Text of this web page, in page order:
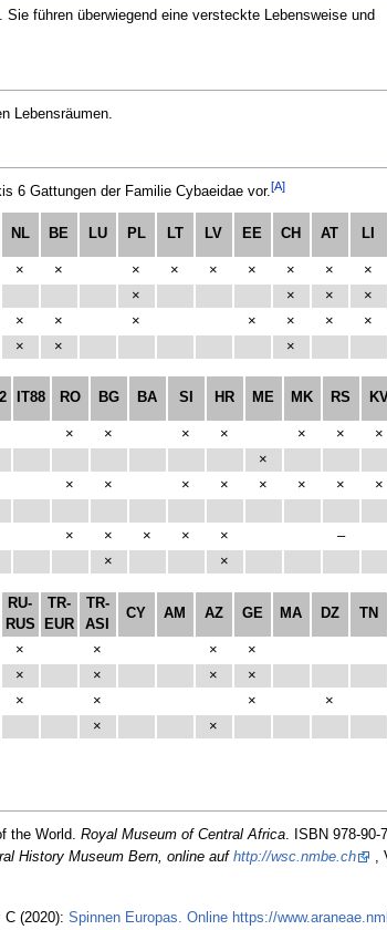
führen überwiegend eine versteckte Lebensweise und
Lebensräumen.
6 Gattungen der Familie Cybaeidae vor.[A]
NL BE LU PL LT LV EE CH AT LI
× × × × × × × × ×
× × × ×
× × × × × × ×
× × ×
IT88 RO BG BA SI HR ME MK RS KV
× × × × × × ×
×
× × × × × × × ×
× × × × ×
–
× ×
RU-
RUS
TR-
EUR
TR-
ASI
CY AM AZ GE MA DZ TN
× × ×
×
× × ×
×
× × ×
×
× ×
the World. Royal Museum of Central Africa. ISBN 978-90-
History Museum Bern, online auf http://wsc.nmbe.ch ,
C(2020): Spinnen Europas. Online https://